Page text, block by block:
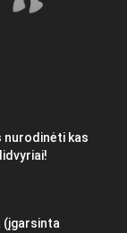
nurodinėti kas
(įgarsinta